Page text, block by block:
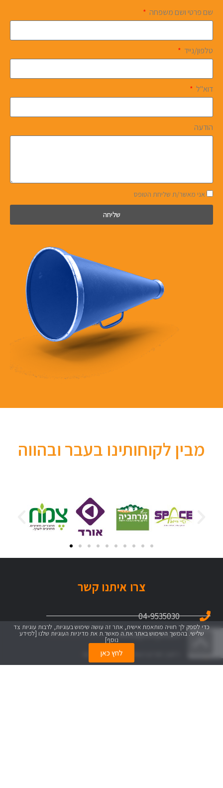
שם פרטי ושם משפחה
טלפון/נייד
דוא"ל
הודעה
אני מאשר/ת שליחת הטופס
שליחה
מבין לקוחותינו בעבר ובהווה
צרו איתנו קשר
04-9535030
office@ofirpr.co.il
רחוב חורש האלונים 12, רמת ישי
כדי לספק לך חוויה מותאמת אישית, אתר זה עושה שימוש בעוגיות, לרבות עוגיות צד
שלישי. בהמשך השימוש באתר את.ה מאשר.ת את מדיניות העוגיות שלנו [למידע
נוסף]
לחץ כאן גלילה
לראש